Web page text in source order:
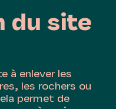
du site
à enlever les
les rochers ou
permet de